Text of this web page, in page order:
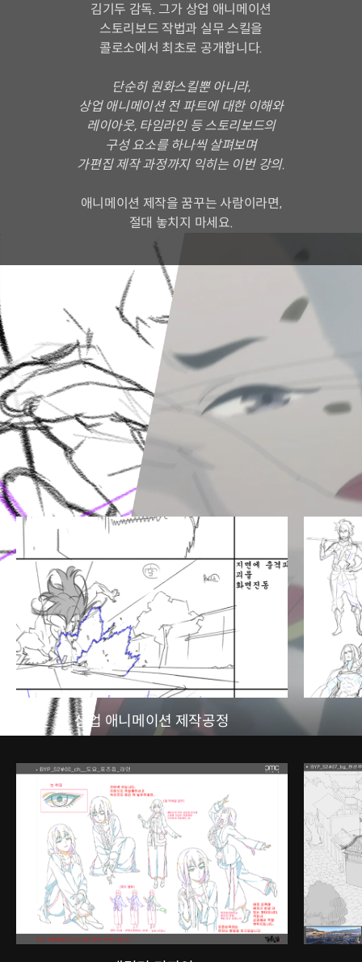
김기두 감독. 그가 상업 애니메이션
스토리보드 작법과 실무 스킬을
콜로소에서 최초로 공개합니다.
단순히 원화스킬뿐 아니라,
상업 애니메이션 전 파트에 대한 이해와
레이아웃, 타임라인 등 스토리보드의
구성 요소를 하나씩 살펴보며
가편집 제작 과정까지 익히는 이번 강의.
애니메이션 제작을 꿈꾸는 사람이라면,
절대 놓치지 마세요.
이번 클래스에서는
17가지 예제를 통해
애니메이션 스토리보드
작법 과정을 직접 경험해봅니다.
Section 01. 시리즈 애니메이션 제작 공정
상업 애니메이션 제작공정